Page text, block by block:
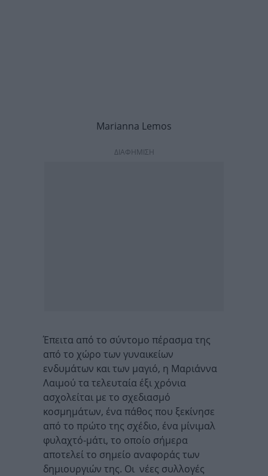
Μarianna Lemos
ΔΙΑΦΗΜΙΣΗ
Έπειτα από το σύντομο πέρασμα της
από το χώρο των γυναικείων
ενδυμάτων και των μαγιό, η Μαριάννα
Λαιμού τα τελευταία έξι χρόνια
ασχολείται με το σχεδιασμό
κοσμημάτων, ένα πάθος που ξεκίνησε
από το πρώτο της σχέδιο, ένα μίνιμαλ
φυλαχτό-μάτι, το οποίο σήμερα
αποτελεί το σημείο αναφοράς των
δημιουργιών της. Οι νέες συλλογές